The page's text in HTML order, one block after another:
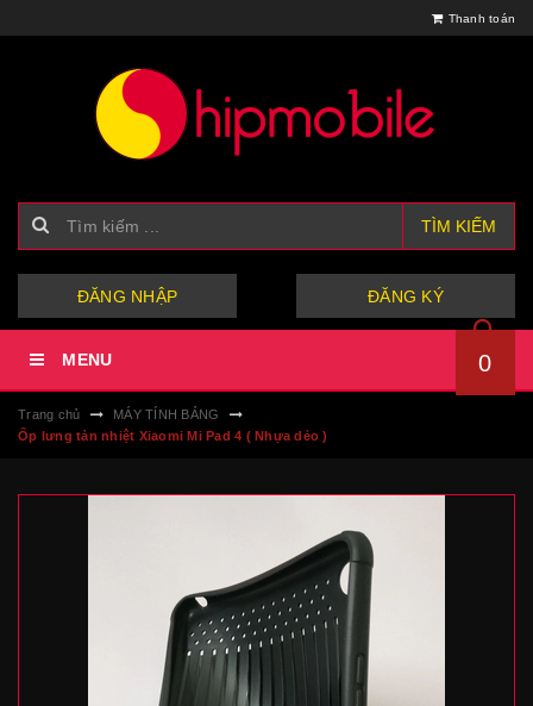
Thanh toán
TÌM KIẾM
ĐĂNG NHẬP ĐĂNG KÝ
MENU 0
Trang chủ
MÁY TÍNH BẢNG
Ốp lưng tản nhiệt Xiaomi Mi Pad 4 ( Nhựa dẻo )